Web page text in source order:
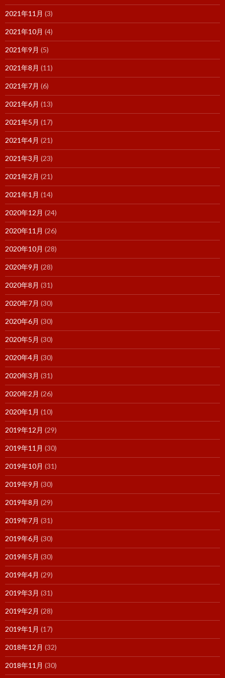
2021年11月 (3)
2021年10月 (4)
2021年9月 (5)
2021年8月 (11)
2021年7月 (6)
2021年6月 (13)
2021年5月 (17)
2021年4月 (21)
2021年3月 (23)
2021年2月 (21)
2021年1月 (14)
2020年12月 (24)
2020年11月 (26)
2020年10月 (28)
2020年9月 (28)
2020年8月 (31)
2020年7月 (30)
2020年6月 (30)
2020年5月 (30)
2020年4月 (30)
2020年3月 (31)
2020年2月 (26)
2020年1月 (10)
2019年12月 (29)
2019年11月 (30)
2019年10月 (31)
2019年9月 (30)
2019年8月 (29)
2019年7月 (31)
2019年6月 (30)
2019年5月 (30)
2019年4月 (29)
2019年3月 (31)
2019年2月 (28)
2019年1月 (17)
2018年12月 (32)
2018年11月 (30)